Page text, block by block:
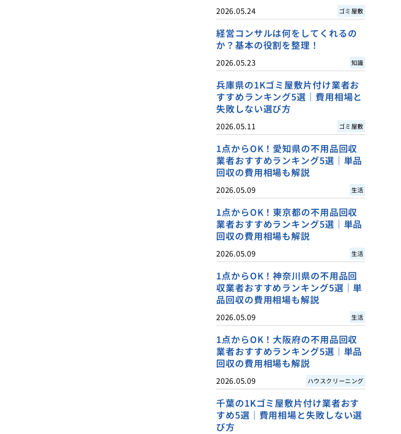
2026.05.24 ゴミ屋敷
経営コンサルは何をしてくれるの
か？基本の役割を整理！
2026.05.23 知識
兵庫県の1Kゴミ屋敷片付け業者お
すすめランキング5選｜費用相場と
失敗しない選び方
2026.05.11 ゴミ屋敷
1点からOK！愛知県の不用品回収
業者おすすめランキング5選｜単品
回収の費用相場も解説
2026.05.09 生活
1点からOK！東京都の不用品回収
業者おすすめランキング5選｜単品
回収の費用相場も解説
2026.05.09 生活
1点からOK！神奈川県の不用品回
収業者おすすめランキング5選｜単
品回収の費用相場も解説
2026.05.09 生活
1点からOK！大阪府の不用品回収
業者おすすめランキング5選｜単品
回収の費用相場も解説
2026.05.09 ハウスクリーニング
千葉の1Kゴミ屋敷片付け業者おす
すめ5選｜費用相場と失敗しない選
び方